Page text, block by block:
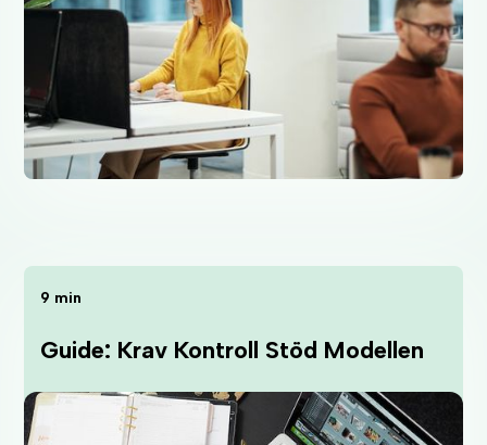
9 min
Guide: Krav Kontroll Stöd Modellen